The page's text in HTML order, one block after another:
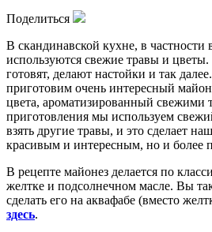
Поделиться
В скандинавской кухне, в частности
используются свежие травы и
готовят, делают настойки и так
приготовим очень интересный
цвета, ароматизированный свежими
приготовления мы используем
взять другие травы, и это сделает
красивым и интересным, но и более
В рецепте майонез делается по
желтке и подсолнечном масле. Вы
сделать его на аквафабе (вместо
здесь.